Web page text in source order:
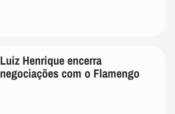
Luiz Henrique encerra
negociações com o Flamengo